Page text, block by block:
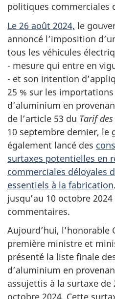
politiques commerciales
Le 26 août 2024, le
annoncé l’imposition
tous les véhicules
- mesure qui entre en
- et son intention
25 % sur les
d’aluminium en
de l’article 53 du Tarif
10 septembre dernier, le
également lancé des
surtaxes potentielles en
commerciales déloyales
essentiels à la fabrication
jusqu’au 10 octobre
commentaires.
Aujourd’hui, l’honorable
première ministre et
présenté la liste finale
d’aluminium en
assujettis à la surtaxe de